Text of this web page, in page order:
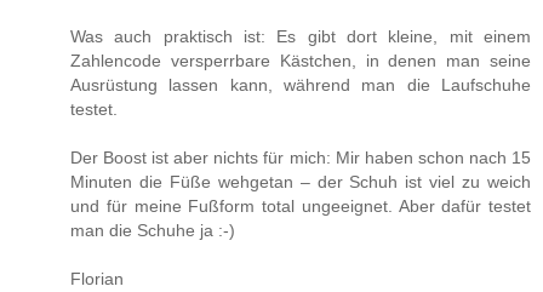
Was auch praktisch ist: Es gibt dort kleine, mit einem
Zahlencode versperrbare Kästchen, in denen man seine
Ausrüstung lassen kann, während man die Laufschuhe
testet.
Der Boost ist aber nichts für mich: Mir haben schon nach 15
Minuten die Füße wehgetan – der Schuh ist viel zu weich
und für meine Fußform total ungeeignet. Aber dafür testet
man die Schuhe ja :-)
Florian